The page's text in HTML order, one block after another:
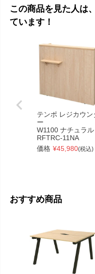
この商品を見た人は
ています！
テンポ レジカウン
ー
W1100 ナチュラル
RFTRC-11NA
価格 ¥45,980(税込)
おすすめ商品